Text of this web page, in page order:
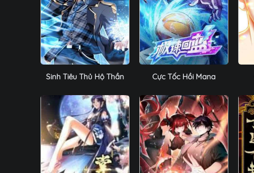
Sinh Tiêu Thủ Hộ Thần Cực Tốc Hồi Mana